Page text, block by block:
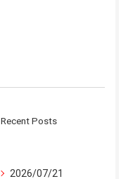
Recent Posts
2026/07/21